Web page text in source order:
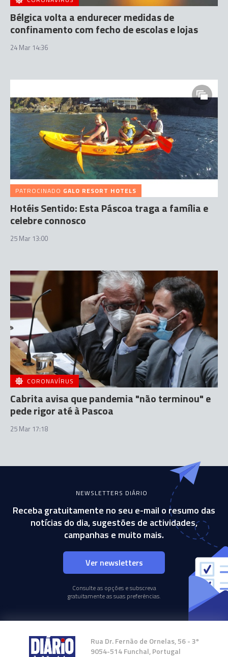
Bélgica volta a endurecer medidas de
confinamento com fecho de escolas e lojas
24 Mar 14:36
PATROCINADO GALO RESORT HOTELS
Hotéis Sentido: Esta Páscoa traga a família e
celebre connosco
25 Mar 13:00
CORONAVÍRUS
Cabrita avisa que pandemia "não terminou" e
pede rigor até à Pascoa
25 Mar 17:18
NEWSLETTERS DIÁRIO
Receba gratuitamente no seu e-mail o resumo das
notícias do dia, sugestões de actividades,
campanhas e muito mais.
Ver newsletters
Consulte as opções e subscreva
gratuitamente as suas preferências.
Rua Dr. Fernão de Ornelas, 56 - 3º
9054-514 Funchal, Portugal